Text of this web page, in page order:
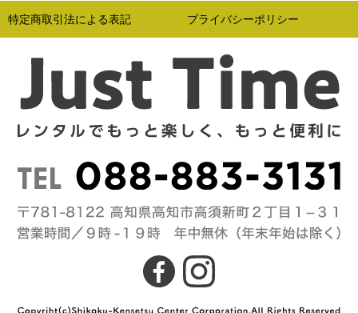
特定商取引法による表記 プライバシーポリシー